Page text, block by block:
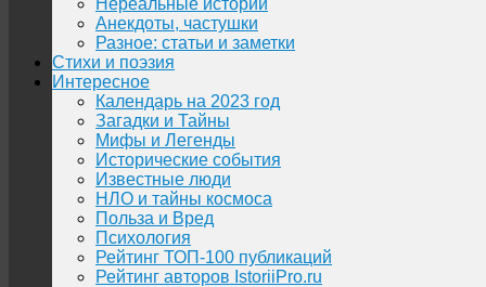
Нереальные истории
Анекдоты, частушки
Разное: статьи и заметки
Стихи и поэзия
Интересное
Календарь на 2023 год
Загадки и Тайны
Мифы и Легенды
Исторические события
Известные люди
НЛО и тайны космоса
Польза и Вред
Психология
Рейтинг ТОП-100 публикаций
Рейтинг авторов IstoriiPro.ru